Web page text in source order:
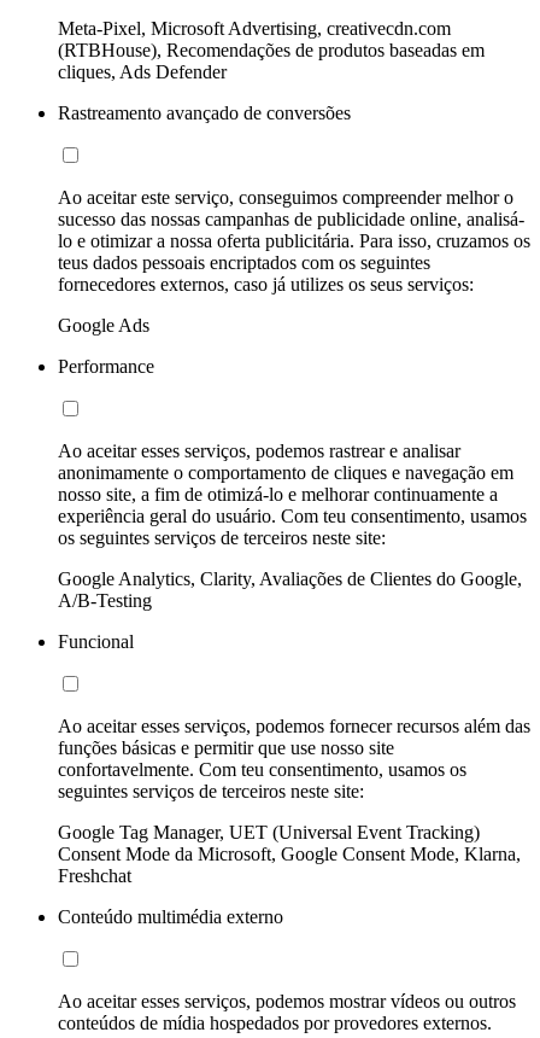
Meta-Pixel, Microsoft Advertising, creativecdn.com
(RTBHouse), Recomendações de produtos baseadas em
cliques, Ads Defender
Rastreamento avançado de conversões
Ao aceitar este serviço, conseguimos compreender melhor o
sucesso das nossas campanhas de publicidade online, analisá-
lo e otimizar a nossa oferta publicitária. Para isso, cruzamos os
teus dados pessoais encriptados com os seguintes
fornecedores externos, caso já utilizes os seus serviços:
Google Ads
Performance
Ao aceitar esses serviços, podemos rastrear e analisar
anonimamente o comportamento de cliques e navegação em
nosso site, a fim de otimizá-lo e melhorar continuamente a
experiência geral do usuário. Com teu consentimento, usamos
os seguintes serviços de terceiros neste site:
Google Analytics, Clarity, Avaliações de Clientes do Google,
A/B-Testing
Funcional
Ao aceitar esses serviços, podemos fornecer recursos além das
funções básicas e permitir que use nosso site
confortavelmente. Com teu consentimento, usamos os
seguintes serviços de terceiros neste site:
Google Tag Manager, UET (Universal Event Tracking)
Consent Mode da Microsoft, Google Consent Mode, Klarna,
Freshchat
Conteúdo multimédia externo
Ao aceitar esses serviços, podemos mostrar vídeos ou outros
conteúdos de mídia hospedados por provedores externos.